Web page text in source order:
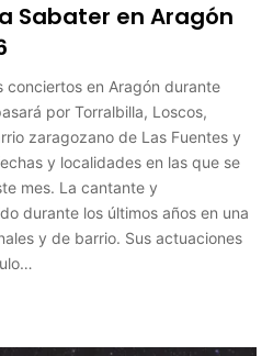
Sabater en Aragón
conciertos en Aragón durante
por Torralbilla, Loscos,
zaragozano de Las Fuentes y
y localidades en las que se
mes. La cantante y
durante los últimos años en una
y de barrio. Sus actuaciones